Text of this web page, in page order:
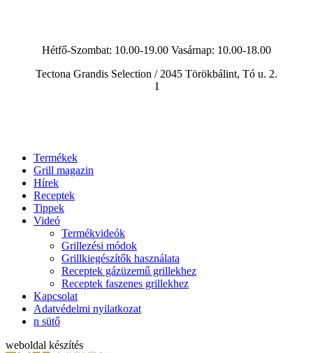
Hétfő-Szombat: 10.00-19.00 Vasárnap: 10.00-18.00
Tectona Grandis Selection / 2045 Törökbálint, Tó u. 2.
I
Termékek
Grill magazin
Hírek
Receptek
Tippek
Videó
Termékvideók
Grillezési módok
Grillkiegészítők használata
Receptek gázüzemű grillekhez
Receptek faszenes grillekhez
Kapcsolat
Adatvédelmi nyilatkozat
n sütő
weboldal készítés